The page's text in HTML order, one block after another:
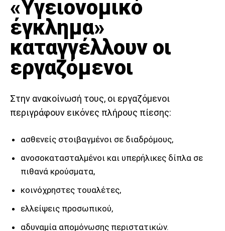
«Υγειονομικό
έγκλημα»
καταγγέλλουν οι
εργαζόμενοι
Στην ανακοίνωσή τους, οι εργαζόμενοι
περιγράφουν εικόνες πλήρους πίεσης:
ασθενείς στοιβαγμένοι σε διαδρόμους,
ανοσοκατασταλμένοι και υπερήλικες δίπλα σε
πιθανά κρούσματα,
κοινόχρηστες τουαλέτες,
ελλείψεις προσωπικού,
αδυναμία απομόνωσης περιστατικών.